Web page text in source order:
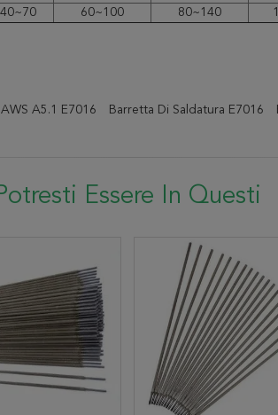
40~70 60~100 80~140
A5.1 E7016 Barretta Di Saldatura E7016
Essere In Questi